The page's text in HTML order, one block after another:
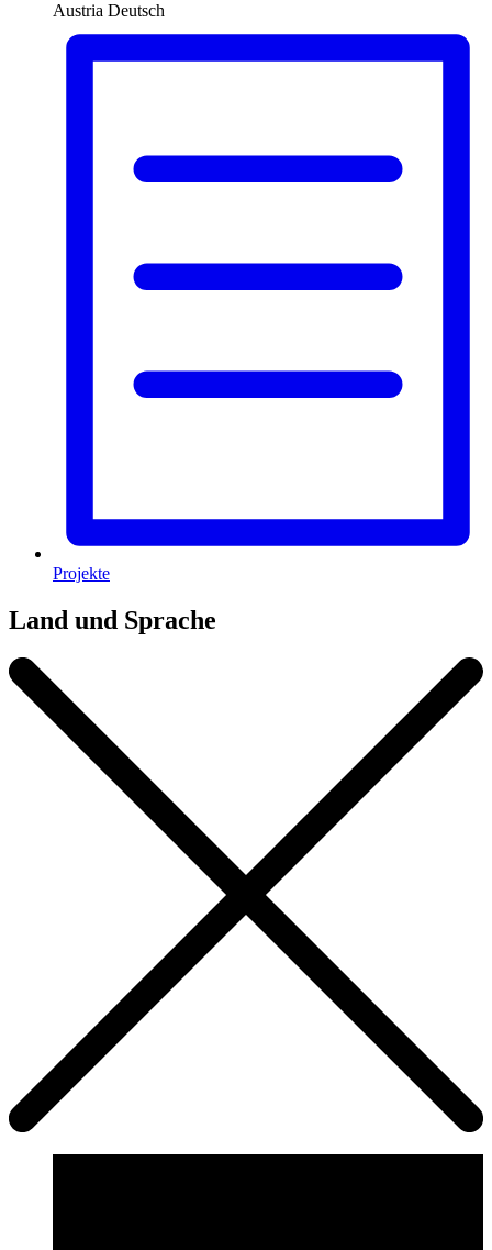
Austria Deutsch
Projekte
Land und Sprache